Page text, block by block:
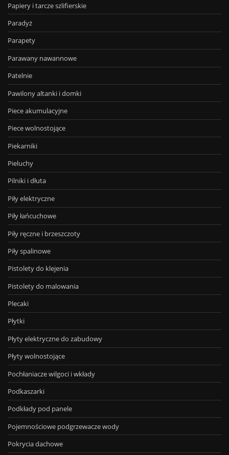
Papiery i tarcze szlifierskie
Paradyż
Parapety
Parawany nawannowe
Patelnie
Pawilony altanki i domki
Piece akumulacyjne
Piece wolnostojące
Piekarniki
Pieluchy
Pilniki i dłuta
Piły elektryczne
Piły łańcuchowe
Piły ręczne i brzeszczoty
Piły spalinowe
Pistolety do klejenia
Pistolety do malowania
Plecaki
Płytki
Płyty elektryczne do zabudowy
Płyty wolnostojące
Pochłaniacze wilgoci i wkłady
Podkaszarki
Podkłady pod panele
Pojemnościowe podgrzewacze wody
Pokrycia dachowe